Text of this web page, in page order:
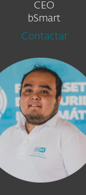
CEO
bSmart
Contactar